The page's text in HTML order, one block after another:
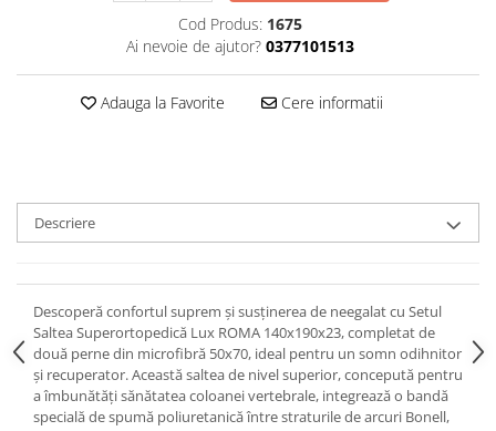
Cod Produs: 1675
Ai nevoie de ajutor? 0377101513
Adauga la Favorite Cere informatii
Descriere
Descoperă confortul suprem și susținerea de neegalat cu Setul
Saltea Superortopedică Lux ROMA 140x190x23, completat de
două perne din microfibră 50x70, ideal pentru un somn odihnitor
și recuperator. Această saltea de nivel superior, concepută pentru
a îmbunătăți sănătatea coloanei vertebrale, integrează o bandă
specială de spumă poliuretanică între straturile de arcuri Bonell,